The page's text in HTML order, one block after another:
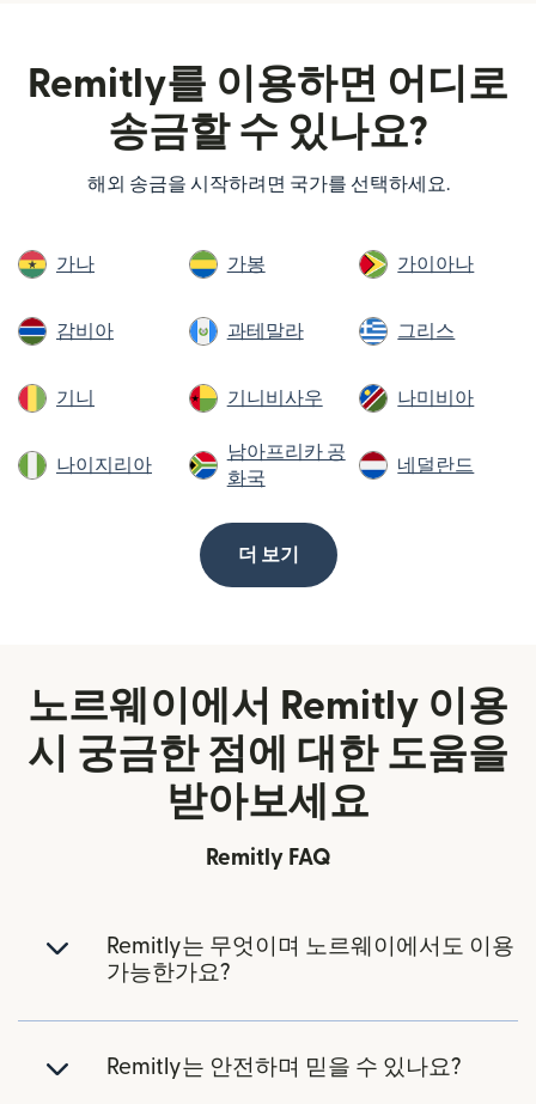
Remitly를 이용하면 어디로
송금할 수 있나요?
해외 송금을 시작하려면 국가를 선택하세요.
가나 가봉 가이아나
감비아 과테말라 그리스
기니 기니비사우 나미비아
나이지리아
남아프리카 공
화국
네덜란드
더 보기
노르웨이에서 Remitly 이용
시 궁금한 점에 대한 도움을
받아보세요
Remitly FAQ
Remitly는 무엇이며 노르웨이에서도 이용
가능한가요?
Remitly는 안전하며 믿을 수 있나요?